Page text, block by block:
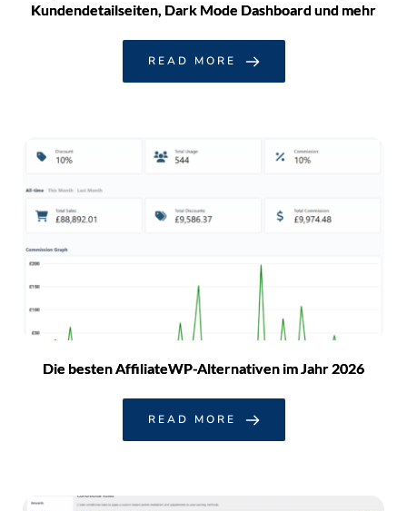
Kundendetailseiten, Dark Mode Dashboard und mehr
READ MORE
Die besten AffiliateWP-Alternativen im Jahr 2026
READ MORE